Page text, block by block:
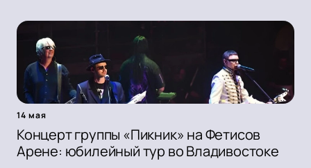
14 мая
Концерт группы «Пикник» на Фетисов
Арене: юбилейный тур во Владивостоке